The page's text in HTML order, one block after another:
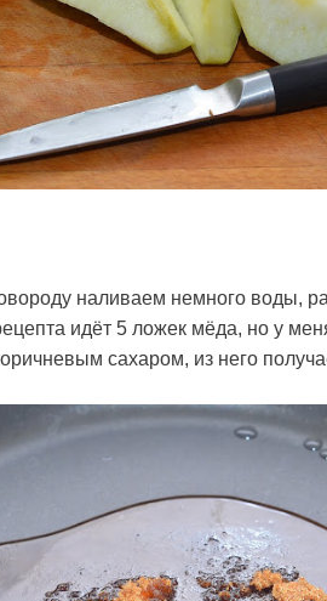
наливаем немного воды,
идёт 5 ложек мёда, но у
сахаром, из него